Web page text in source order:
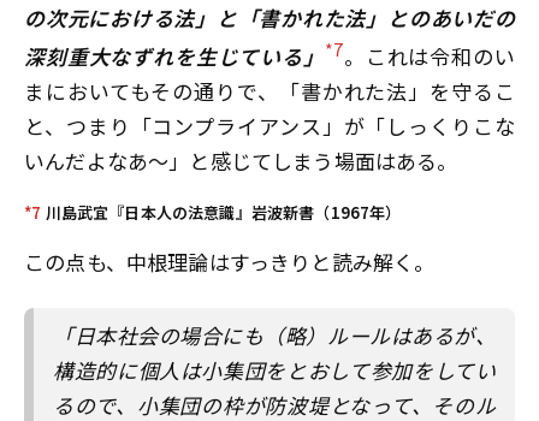
の次元における法」と「書かれた法」とのあいだの
深刻重大なずれを生じている」 *7。これは令和のい
まにおいてもその通りで、「書かれた法」を守るこ
と、つまり「コンプライアンス」が「しっくりこな
いんだよなあ〜」と感じてしまう場面はある。
*7 川島武宜『日本人の法意識』岩波新書（1967年）
この点も、中根理論はすっきりと読み解く。
「日本社会の場合にも（略）ルールはあるが、
構造的に個人は小集団をとおして参加をしてい
るので、小集団の枠が防波堤となって、そのル